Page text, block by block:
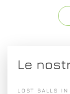
Le
LOST BALLS IN